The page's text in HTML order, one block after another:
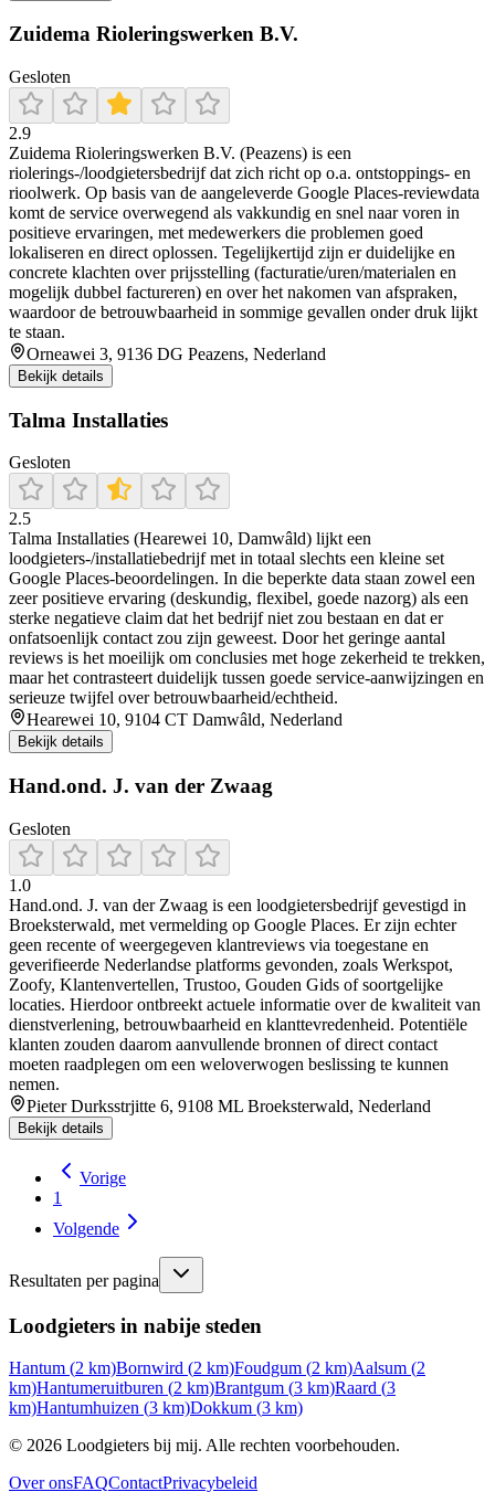
Zuidema Rioleringswerken B.V.
Gesloten
2.9
Zuidema Rioleringswerken B.V. (Peazens) is een
riolerings-/loodgietersbedrijf dat zich richt op o.a. ontstoppings- en
rioolwerk. Op basis van de aangeleverde Google Places-reviewdata
komt de service overwegend als vakkundig en snel naar voren in
positieve ervaringen, met medewerkers die problemen goed
lokaliseren en direct oplossen. Tegelijkertijd zijn er duidelijke en
concrete klachten over prijsstelling (facturatie/uren/materialen en
mogelijk dubbel factureren) en over het nakomen van afspraken,
waardoor de betrouwbaarheid in sommige gevallen onder druk lijkt
te staan.
Orneawei 3, 9136 DG Peazens, Nederland
Bekijk details
Talma Installaties
Gesloten
2.5
Talma Installaties (Hearewei 10, Damwâld) lijkt een
loodgieters-/installatiebedrijf met in totaal slechts een kleine set
Google Places-beoordelingen. In die beperkte data staan zowel een
zeer positieve ervaring (deskundig, flexibel, goede nazorg) als een
sterke negatieve claim dat het bedrijf niet zou bestaan en dat er
onfatsoenlijk contact zou zijn geweest. Door het geringe aantal
reviews is het moeilijk om conclusies met hoge zekerheid te trekken,
maar het contrasteert duidelijk tussen goede service-aanwijzingen en
serieuze twijfel over betrouwbaarheid/echtheid.
Hearewei 10, 9104 CT Damwâld, Nederland
Bekijk details
Hand.ond. J. van der Zwaag
Gesloten
1.0
Hand.ond. J. van der Zwaag is een loodgietersbedrijf gevestigd in
Broeksterwald, met vermelding op Google Places. Er zijn echter
geen recente of weergegeven klantreviews via toegestane en
geverifieerde Nederlandse platforms gevonden, zoals Werkspot,
Zoofy, Klantenvertellen, Trustoo, Gouden Gids of soortgelijke
locaties. Hierdoor ontbreekt actuele informatie over de kwaliteit van
dienstverlening, betrouwbaarheid en klanttevredenheid. Potentiële
klanten zouden daarom aanvullende bronnen of direct contact
moeten raadplegen om een weloverwogen beslissing te kunnen
nemen.
Pieter Durksstrjitte 6, 9108 ML Broeksterwald, Nederland
Bekijk details
Vorige
1
Volgende
Resultaten per pagina
Loodgieters in nabije steden
Hantum (2 km)Bornwird (2 km)Foudgum (2 km)Aalsum (2
km)Hantumeruitburen (2 km)Brantgum (3 km)Raard (3
km)Hantumhuizen (3 km)Dokkum (3 km)
© 2026 Loodgieters bij mij. Alle rechten voorbehouden.
Over onsFAQContactPrivacybeleid